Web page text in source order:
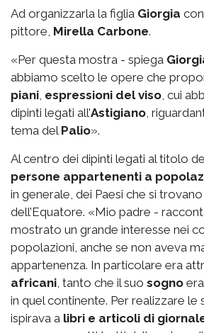
Ad organizzarla la figlia Giorgia
pittore, Mirella Carbone.
«Per questa mostra - spiega
abbiamo scelto le opere che
piani, espressioni del viso, cui
dipinti legati all’Astigiano,
tema del Palio».
Al centro dei dipinti legati al titolo
persone appartenenti a
in generale, dei Paesi che si
dell’Equatore. «Mio padre -
mostrato un grande interesse nei
popolazioni, anche se non aveva
appartenenza. In particolare era
africani, tanto che il suo sogno
in quel continente. Per realizzare le
ispirava a libri e articoli di